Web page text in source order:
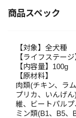
商品スペック
【対象】全犬種
【ライフステー
【内容量】100g
【原材料】
肉類(チキン、ラ
プリカ、いんげ
維、ビートパル
ミン類(B1、B5、